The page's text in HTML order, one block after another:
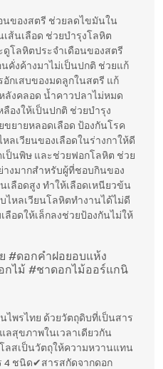
นของสตรี ช่วยลดไขมันใน
ส้นเลือด ช่วยบำรุงโลหิต
โลหิตประจำเดือนของสตรี
คั่งค้างมาไม่เป็นปกติ ช่วยแก้
กเสบของมดลูกในสตรี แก้
ลังคลอด น้ำคาวปลาไม่หมด
ลืองให้เป็นปกติ ช่วยบำรุง
ยายหลอดเลือด ป้องกันโรค
ลเวียนของเลือดในร่างกาให้ดี
ป็นพิษ และช่วยฟอกโลหิต ช่วย
างมากสำหรับผู้ที่ชอบกินของ
ลือดสูง ทำให้เลือดเหนียวข้น
ไหลเวียนโลหิตทำงานได้ไม่ดี
ลือดให้เล็กลงช่วยป้องกันไม่ให้
#ดอกคำฝอยอบแห้ง
กไม้ #ชาดอกไม้ออร์แกนิ
พรไทย ด้วยวัตถุดิบที่เป็นสาร
สุขภาพในเวลาเดียวกัน
ลสเป็นวัตถุให้ความหวานแทน
4 ชนิด✔สารสกัดจากดอก